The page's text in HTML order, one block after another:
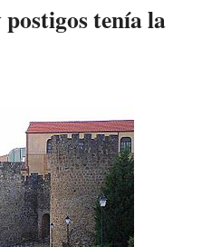
tenía la